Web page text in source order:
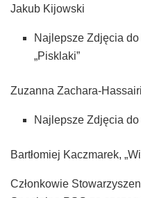
Jakub Kijowski
Najlepsze Zdjęcia
„Pisklaki”
Zuzanna Zachara-
Najlepsze Zdjęcia
Bartłomiej Kaczmarek,
Członkowie